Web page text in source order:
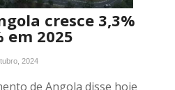
cresce 3,3%
em 2025
2024
de Angola disse hoje